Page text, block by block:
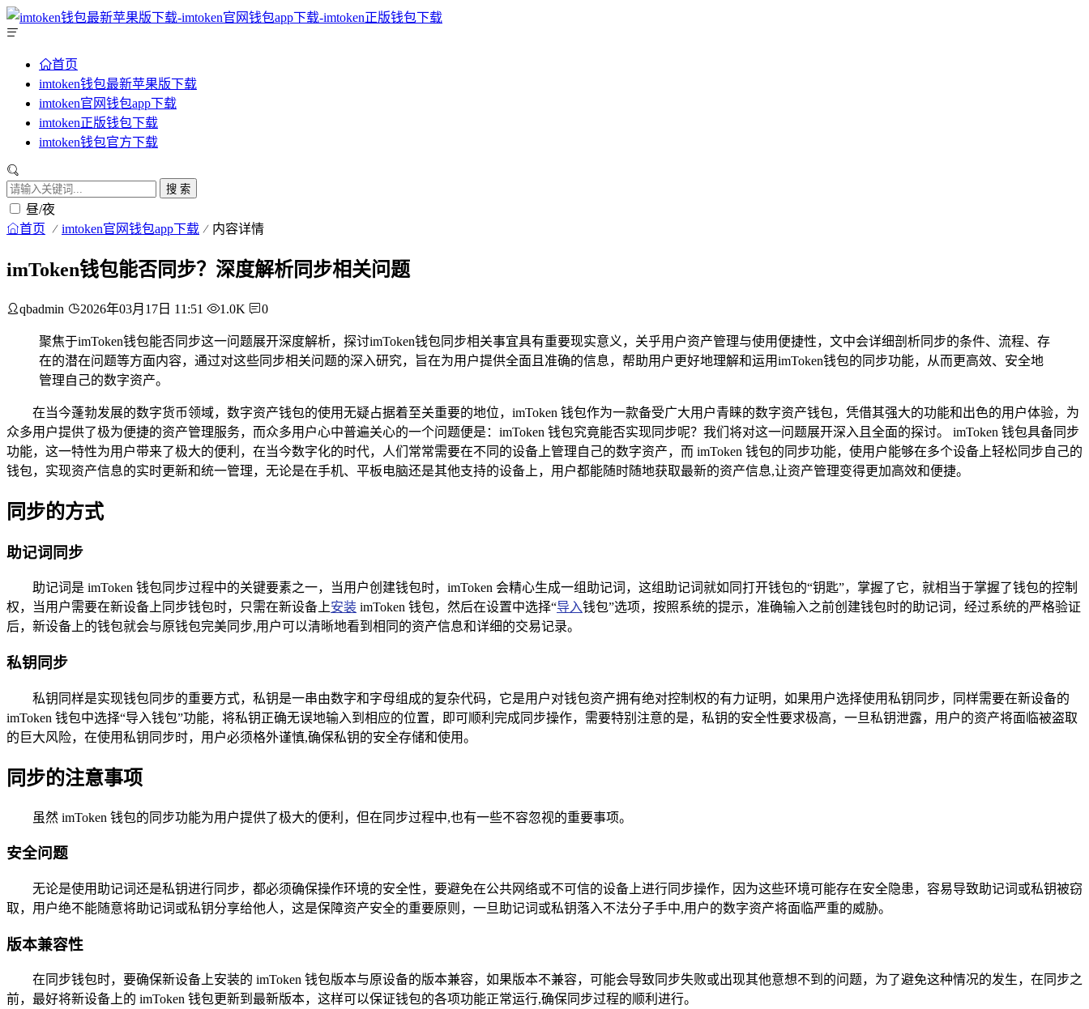
首页
imtoken钱包最新苹果版下载
imtoken官网钱包app下载
imtoken正版钱包下载
imtoken钱包官方下载
搜 索
昼/夜
首页 imtoken官网钱包app下载 内容详情
imToken钱包能否同步？深度解析同步相关问题
qbadmin 2026年03月17日 11:51 1.0K 0
聚焦于imToken钱包能否同步这一问题展开深度解析，探讨imToken钱包同步相关事宜具有重要现实意义，关乎用户资产管理与使用便捷性，文中会详细剖析同步的条件、流程、存
在的潜在问题等方面内容，通过对这些同步相关问题的深入研究，旨在为用户提供全面且准确的信息，帮助用户更好地理解和运用imToken钱包的同步功能，从而更高效、安全地
管理自己的数字资产。
在当今蓬勃发展的数字货币领域，数字资产钱包的使用无疑占据着至关重要的地位，imToken 钱包作为一款备受广大用户青睐的数字资产钱包，凭借其强大的功能和出色的用户体验，为
众多用户提供了极为便捷的资产管理服务，而众多用户心中普遍关心的一个问题便是：imToken 钱包究竟能否实现同步呢？我们将对这一问题展开深入且全面的探讨。 imToken 钱包具备同步
功能，这一特性为用户带来了极大的便利，在当今数字化的时代，人们常常需要在不同的设备上管理自己的数字资产，而 imToken 钱包的同步功能，使用户能够在多个设备上轻松同步自己的
钱包，实现资产信息的实时更新和统一管理，无论是在手机、平板电脑还是其他支持的设备上，用户都能随时随地获取最新的资产信息,让资产管理变得更加高效和便捷。
同步的方式
助记词同步
助记词是 imToken 钱包同步过程中的关键要素之一，当用户创建钱包时，imToken 会精心生成一组助记词，这组助记词就如同打开钱包的“钥匙”，掌握了它，就相当于掌握了钱包的控制
权，当用户需要在新设备上同步钱包时，只需在新设备上安装 imToken 钱包，然后在设置中选择“导入钱包”选项，按照系统的提示，准确输入之前创建钱包时的助记词，经过系统的严格验证
后，新设备上的钱包就会与原钱包完美同步,用户可以清晰地看到相同的资产信息和详细的交易记录。
私钥同步
私钥同样是实现钱包同步的重要方式，私钥是一串由数字和字母组成的复杂代码，它是用户对钱包资产拥有绝对控制权的有力证明，如果用户选择使用私钥同步，同样需要在新设备的
imToken 钱包中选择“导入钱包”功能，将私钥正确无误地输入到相应的位置，即可顺利完成同步操作，需要特别注意的是，私钥的安全性要求极高，一旦私钥泄露，用户的资产将面临被盗取
的巨大风险，在使用私钥同步时，用户必须格外谨慎,确保私钥的安全存储和使用。
同步的注意事项
虽然 imToken 钱包的同步功能为用户提供了极大的便利，但在同步过程中,也有一些不容忽视的重要事项。
安全问题
无论是使用助记词还是私钥进行同步，都必须确保操作环境的安全性，要避免在公共网络或不可信的设备上进行同步操作，因为这些环境可能存在安全隐患，容易导致助记词或私钥被窃
取，用户绝不能随意将助记词或私钥分享给他人，这是保障资产安全的重要原则，一旦助记词或私钥落入不法分子手中,用户的数字资产将面临严重的威胁。
版本兼容性
在同步钱包时，要确保新设备上安装的 imToken 钱包版本与原设备的版本兼容，如果版本不兼容，可能会导致同步失败或出现其他意想不到的问题，为了避免这种情况的发生，在同步之
前，最好将新设备上的 imToken 钱包更新到最新版本，这样可以保证钱包的各项功能正常运行,确保同步过程的顺利进行。